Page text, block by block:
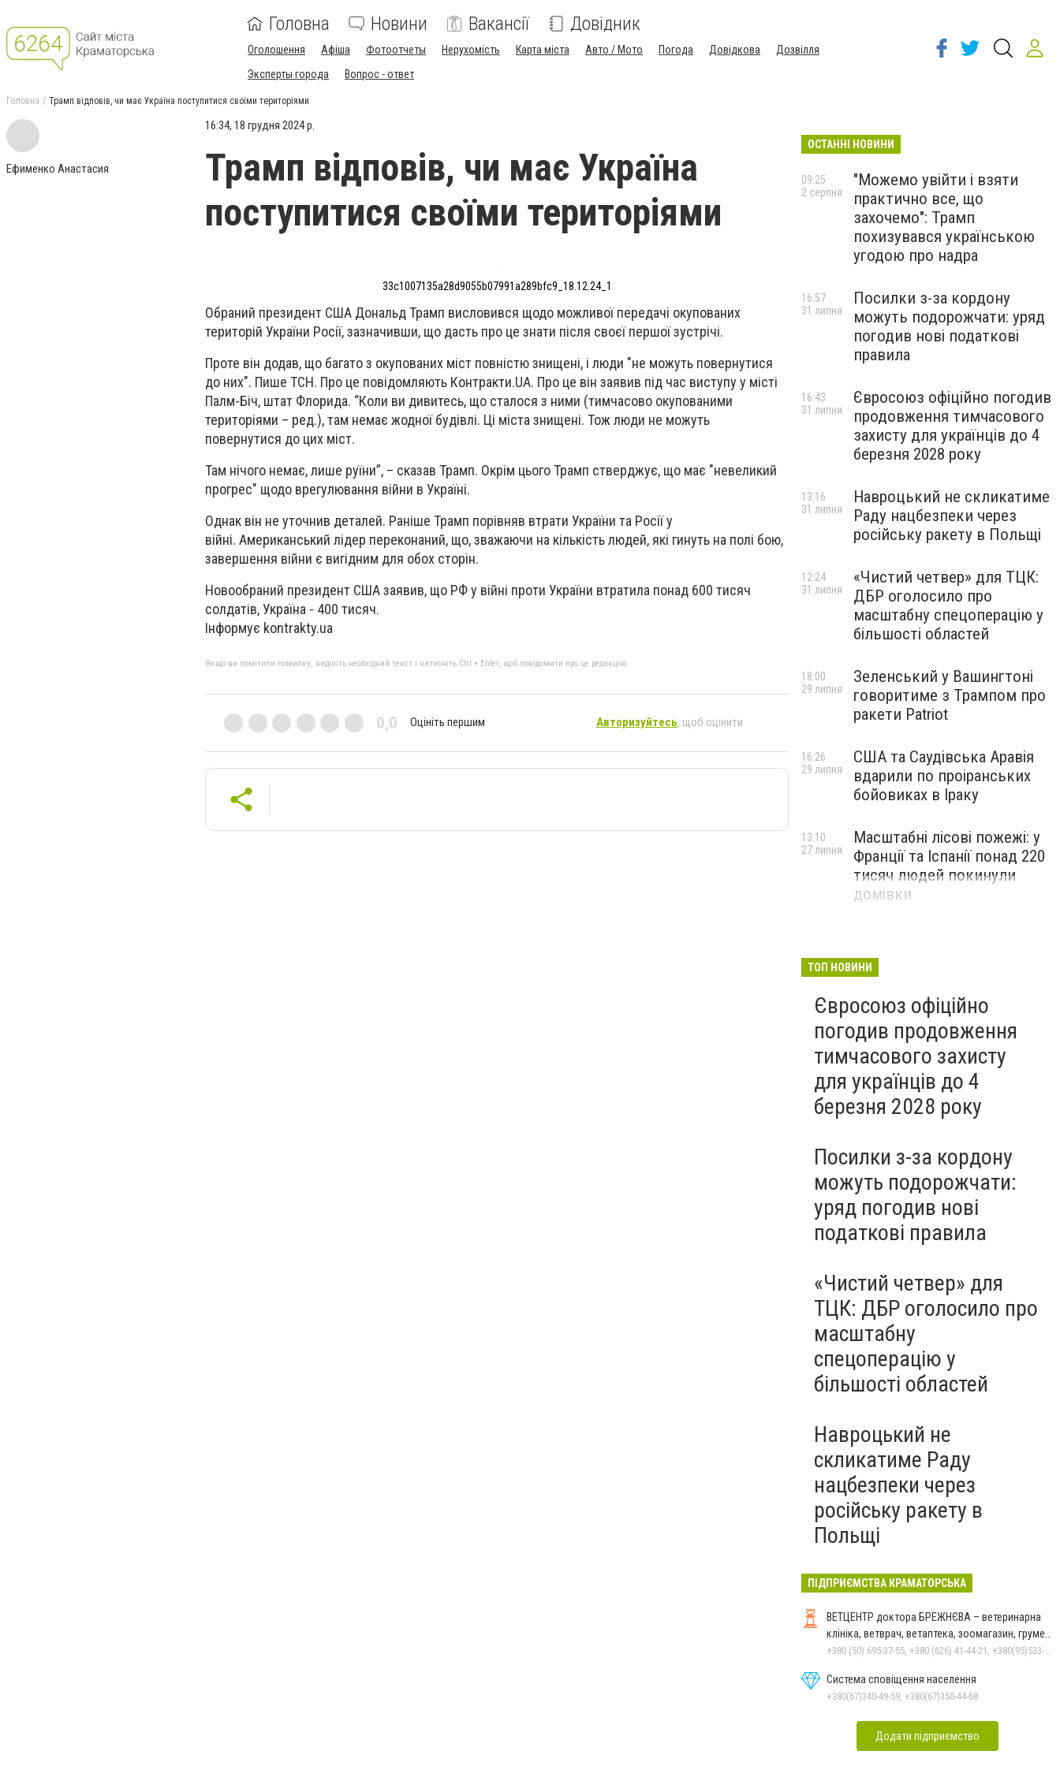
Головна Новини Вакансії Довідник
Оголошення Афіша Фотоотчеты Нерухомість Карта міста Авто / Мото Погода Довідкова
Дозвілля
Эксперты города
Вопрос - ответ
Головна Трамп відповів, чи має Україна поступитися своїми територіями
Ефименко Анастасия
16:34, 18 грудня 2024 р.
Трамп відповів, чи має Україна
поступитися своїми територіями
33c1007135a28d9055b07991a289bfc9_18.12.24_1
Обраний президент США Дональд Трамп висловився щодо можливої передачі окупованих
територій України Росії, зазначивши, що дасть про це знати після своєї першої зустрічі.
Проте він додав, що багато з окупованих міст повністю знищені, і люди "не можуть повернутися
до них". Пише ТСН. Про це повідомляють Контракти.UA. Про це він заявив під час виступу у місті
Палм-Біч, штат Флорида. “Коли ви дивитесь, що сталося з ними (тимчасово окупованими
територіями – ред.), там немає жодної будівлі. Ці міста знищені. Тож люди не можуть
повернутися до цих міст.
Там нічого немає, лише руїни”, – сказав Трамп. Окрім цього Трамп стверджує, що має "невеликий
прогрес" щодо врегулювання війни в Україні.
Однак він не уточнив деталей. Раніше Трамп порівняв втрати України та Росії у
війні. Американський лідер переконаний, що, зважаючи на кількість людей, які гинуть на полі бою,
завершення війни є вигідним для обох сторін.
Новообраний президент США заявив, що РФ у війні проти України втратила понад 600 тисяч
солдатів, Україна - 400 тисяч.
Інформує kontrakty.ua
Якщо ви помітили помилку, виділіть необхідний текст і натисніть Ctrl + Enter, щоб повідомити про це редакцію
0,0 Оцініть першим Авторизуйтесь, щоб оцінити
ОСТАННІ НОВИНИ
"Можемо увійти і взяти
практично все, що
захочемо": Трамп
похизувався українською
угодою про надра
09:25
2 серпня
Посилки з-за кордону
можуть подорожчати: уряд
погодив нові податкові
правила
16:57
31 липня
Євросоюз офіційно погодив
продовження тимчасового
захисту для українців до 4
березня 2028 року
16:43
31 липня
Навроцький не скликатиме
Раду нацбезпеки через
російську ракету в Польщі
13:16
31 липня
«Чистий четвер» для ТЦК:
ДБР оголосило про
масштабну спецоперацію у
більшості областей
12:24
31 липня
Зеленський у Вашингтоні
говоритиме з Трампом про
ракети Patriot
18:00
29 липня
США та Саудівська Аравія
вдарили по проіранських
бойовиках в Іраку
16:26
29 липня
Масштабні лісові пожежі: у
Франції та Іспанії понад 220
тисяч людей покинули
домівки
13:10
27 липня
ТОП НОВИНИ
Євросоюз офіційно
погодив продовження
тимчасового захисту
для українців до 4
березня 2028 року
Посилки з-за кордону
можуть подорожчати:
уряд погодив нові
податкові правила
«Чистий четвер» для
ТЦК: ДБР оголосило про
масштабну
спецоперацію у
більшості областей
Навроцький не
скликатиме Раду
нацбезпеки через
російську ракету в
Польщі
ПІДПРИЄМСТВА КРАМАТОРСЬКА
ВЕТЦЕНТР доктора БРЕЖНЄВА – ветеринарна
клініка, ветврач, ветаптека, зоомагазин, грумер,
стрижки.
+380 (50) 695-37-55, +380 (626) 41-44-21, +380(95)533-90-03
Система сповіщення населення
+380(67)340-49-59, +380(67)350-44-68
Додати підприємство